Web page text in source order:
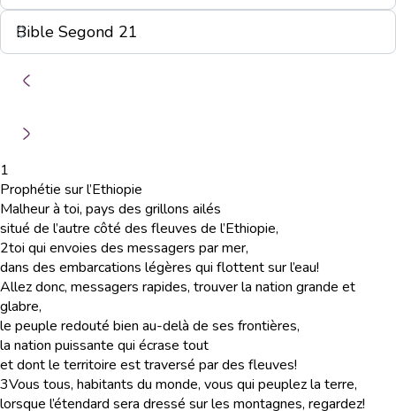
1
Prophétie sur l’Ethiopie
Malheur à toi, pays des grillons ailés
situé de l’autre côté des fleuves de l’Ethiopie,
2toi qui envoies des messagers par mer,
dans des embarcations légères qui flottent sur l’eau!
Allez donc, messagers rapides, trouver la nation grande et
glabre,
le peuple redouté bien au-delà de ses frontières,
la nation puissante qui écrase tout
et dont le territoire est traversé par des fleuves!
3Vous tous, habitants du monde, vous qui peuplez la terre,
lorsque l’étendard sera dressé sur les montagnes, regardez!